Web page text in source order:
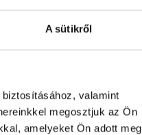
A sütikről
valamint
megosztjuk az Ön
amelyeket Ön adott meg